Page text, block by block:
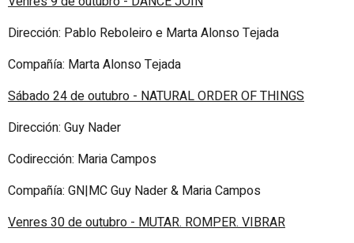
Dirección: Pablo Reboleiro e Marta Alonso Tejada
Compañía: Marta Alonso Tejada
Sábado 24 de outubro - NATURAL ORDER OF THINGS
Dirección: Guy Nader
Codirección: Maria Campos
Compañía: GN|MC Guy Nader & Maria Campos
Venres 30 de outubro - MUTAR. ROMPER. VIBRAR